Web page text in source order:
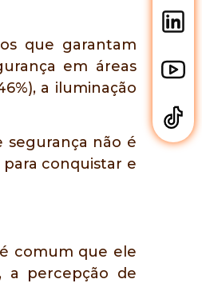
que garantam
em áreas
a iluminação
segurança não é
conquistar e
comum que ele
a percepção de